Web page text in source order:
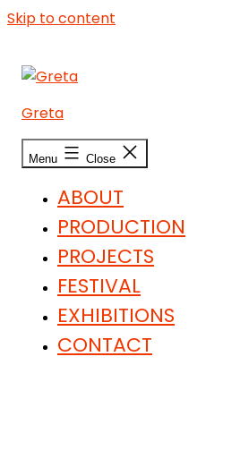
Skip to content
Greta
Menu Close
ABOUT
PRODUCTION
PROJECTS
FESTIVAL
EXHIBITIONS
CONTACT